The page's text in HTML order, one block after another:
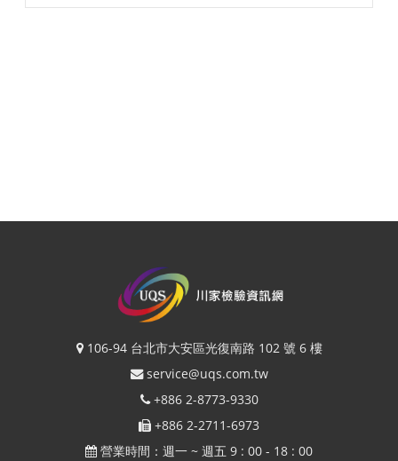
106-94 台北市大安區光復南路 102 號 6 樓
service@uqs.com.tw
+886 2-8773-9330
+886 2-2711-6973
營業時間：週一 ~ 週五 9 : 00 - 18 : 00